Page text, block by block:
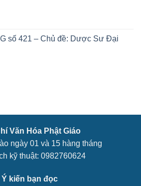
số 421 – Chủ đề: Dược Sư Đại
Văn Hóa Phật Giáo
ngày 01 và 15 hàng tháng
kỹ thuật: 0982760624
Ý kiến bạn đọc